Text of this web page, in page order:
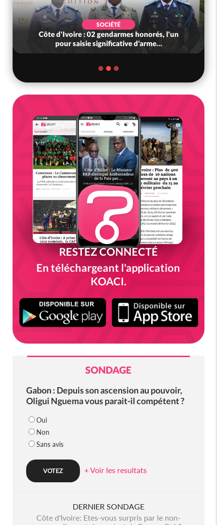
SOCIÉTÉ
Côte d'Ivoire : 02 gendarmes honorés, l'un
pour saisie significative d'arme...
RESTEZ CONNECTÉ
En téléchargeant l'application
KOACI.
SONDAGE
Gabon : Depuis son ascension au pouvoir,
Oligui Nguema vous parait-il compétent ?
Oui
Non
Sans avis
+ Voir les resultats
DERNIER SONDAGE
Côte d'Ivoire: Etes-vous surpris par le non-